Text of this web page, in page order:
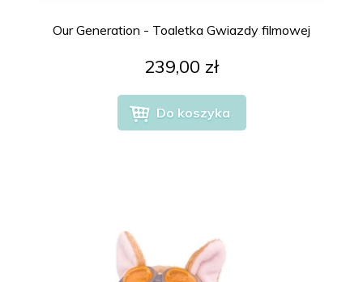
Our Generation - Toaletka Gwiazdy filmowej
239,00 zł
Do koszyka